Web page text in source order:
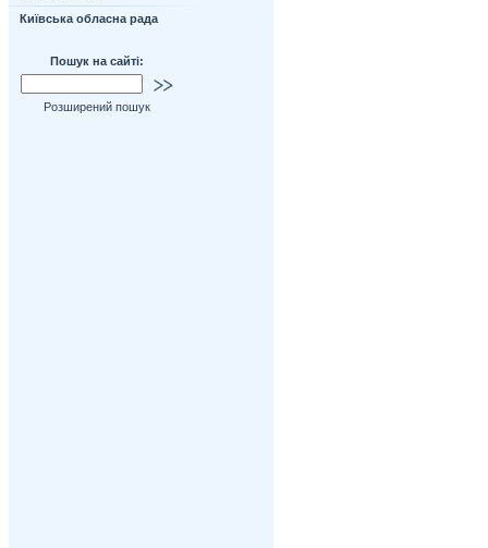
Київська обласна рада
Пошук на сайті:
Розширений пошук